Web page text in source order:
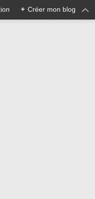
+ Créer mon blog